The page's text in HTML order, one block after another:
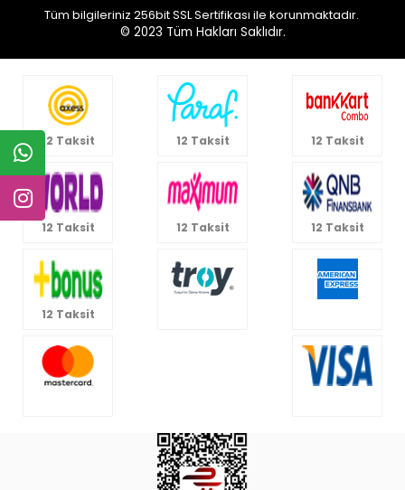
Tüm bilgileriniz 256bit SSL Sertifikası ile korunmaktadır.
© 2023 Tüm Hakları Saklıdır.
12 Taksit 12 Taksit 12 Taksit
12 Taksit 12 Taksit 12 Taksit
12 Taksit